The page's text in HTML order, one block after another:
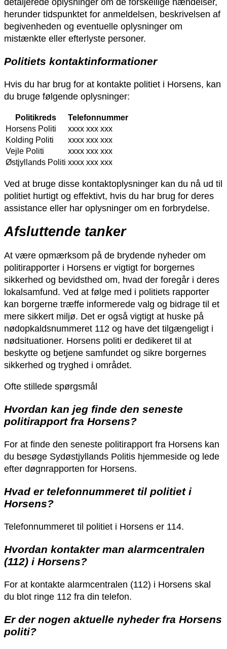
herunder tidspunktet for anmeldelsen, beskrivelsen af
begivenheden og eventuelle oplysninger om
mistænkte eller efterlyste personer.
Politiets kontaktinformationer
Hvis du har brug for at kontakte politiet i Horsens, kan
du bruge følgende oplysninger:
Politikreds
Telefonnummer
Horsens Politi
xxxx xxx xxx
Kolding Politi
xxxx xxx xxx
Vejle Politi
xxxx xxx xxx
Østjyllands Politi xxxx xxx xxx
Ved at bruge disse kontaktoplysninger kan du nå ud til
politiet hurtigt og effektivt, hvis du har brug for deres
assistance eller har oplysninger om en forbrydelse.
Afsluttende tanker
At være opmærksom på de brydende nyheder om
politirapporter i Horsens er vigtigt for borgernes
sikkerhed og bevidsthed om, hvad der foregår i deres
lokalsamfund. Ved at følge med i politiets rapporter
kan borgerne træffe informerede valg og bidrage til et
mere sikkert miljø. Det er også vigtigt at huske på
nødopkaldsnummeret 112 og have det tilgængeligt i
nødsituationer. Horsens politi er dedikeret til at
beskytte og betjene samfundet og sikre borgernes
sikkerhed og tryghed i området.
Ofte stillede spørgsmål
Hvordan kan jeg finde den seneste
politirapport fra Horsens?
For at finde den seneste politirapport fra Horsens kan
du besøge Sydøstjyllands Politis hjemmeside og lede
efter døgnrapporten for Horsens.
Hvad er telefonnummeret til politiet i
Horsens?
Telefonnummeret til politiet i Horsens er 114.
Hvordan kontakter man alarmcentralen
(112) i Horsens?
For at kontakte alarmcentralen (112) i Horsens skal
du blot ringe 112 fra din telefon.
Er der nogen aktuelle nyheder fra Horsens
politi?